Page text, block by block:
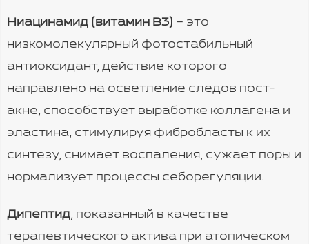
Ниацинамид (витамин В3) – это
низкомолекулярный фотостабильный
антиоксидант, действие которого
направлено на осветление следов пост-
акне, способствует выработке коллагена и
эластина, стимулируя фибробласты к их
синтезу, снимает воспаления, сужает поры и
нормализует процессы себорегуляции.
Дипептид, показанный в качестве
терапевтического актива при атопическом